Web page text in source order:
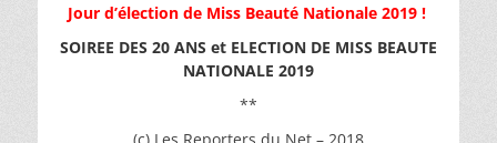
Jour d’élection de Miss Beauté Nationale 2019 !
SOIREE DES 20 ANS et ELECTION DE MISS BEAUTE
NATIONALE 2019
**
(c) Les Reporters du Net – 2018